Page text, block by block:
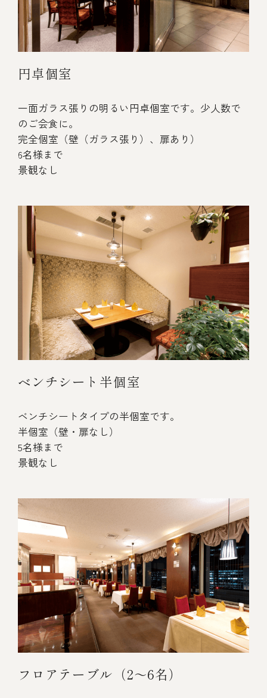
円卓個室
一面ガラス張りの明るい円卓個室です。少人数で
のご会食に。
完全個室（壁（ガラス張り）、扉あり）
6名様まで
景観なし
ベンチシート半個室
ベンチシートタイプの半個室です。
半個室（壁・扉なし）
5名様まで
景観なし
フロアテーブル（2～6名）